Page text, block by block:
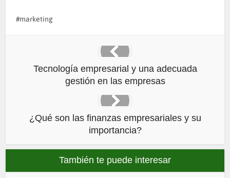
marketing
Tecnología empresarial y una adecuada
gestión en las empresas
¿Qué son las finanzas empresariales y su
importancia?
También te puede interesar